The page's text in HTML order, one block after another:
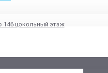
146 цокольный этаж